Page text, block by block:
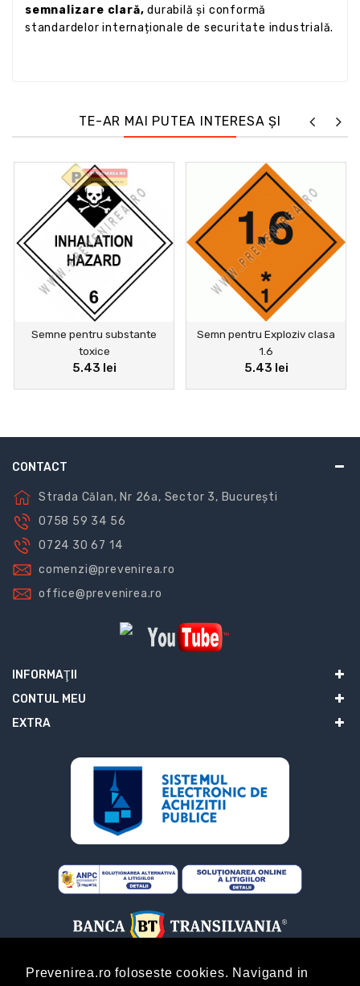
Prevenirea.ro foloseste cookies. Navigand in
semnalizare clară,durabilă și conformă
standardelor internaționale de securitate industrială.
TE-AR MAI PUTEA INTERESA ȘI
Semne pentru substante
toxice
5.43 lei
Semn pentru Exploziv clasa
1.6
5.43 lei
CONTACT
Strada Călan, Nr 26a, Sector 3, București
0758 59 34 56
0724 30 67 14
comenzi@prevenirea.ro
office@prevenirea.ro
INFORMAŢII
CONTUL MEU
EXTRA